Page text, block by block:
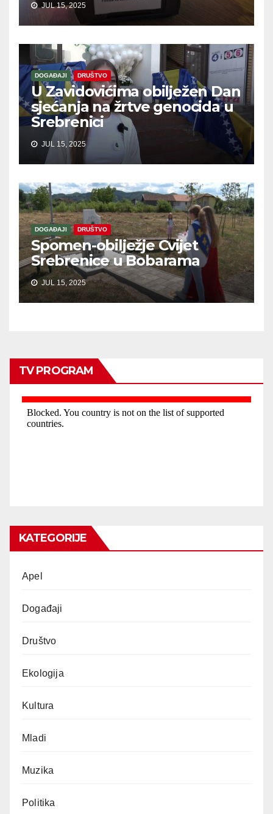
JUL 15, 2025
DOGAĐAJI DRUŠTVO
U Zavidovićima obilježen Dan
sjećanja na žrtve genocida u
Srebrenici
JUL 15, 2025
DOGAĐAJI DRUŠTVO
Spomen-obilježje Cvijet
Srebrenice u Bobarama
JUL 15, 2025
TV PROGRAM
KATEGORIJE
Apel
Događaji
Društvo
Ekologija
Kultura
Mladi
Muzika
Politika